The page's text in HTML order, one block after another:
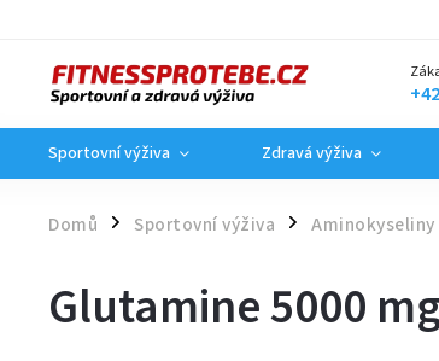
Sportovní výživa Zdravá výživa
Domů / Sportovní výživa / Aminokyseliny
Glutamine 5000